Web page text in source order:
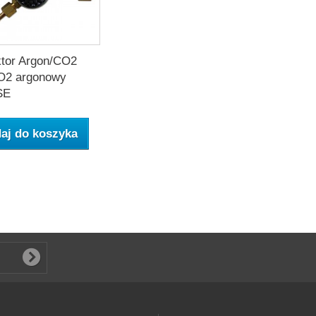
Argon/CO2
argonowy
do koszyka